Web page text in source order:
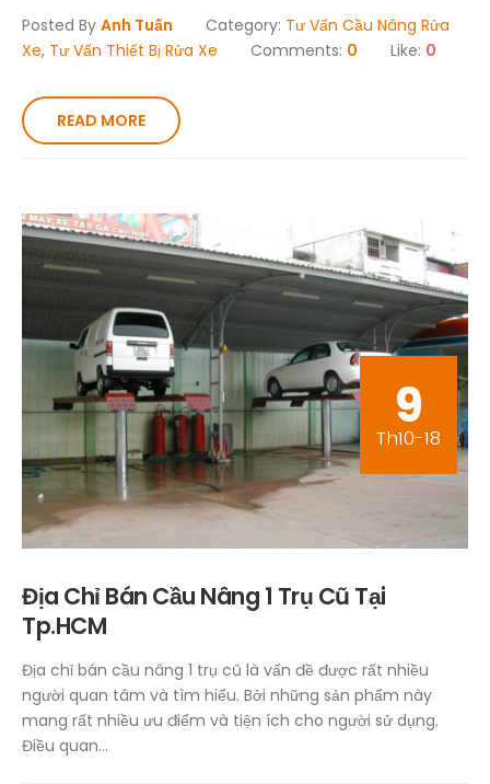
Posted By Anh Tuấn Category: Tư Vấn Cầu Nâng Rửa
Xe, Tư Vấn Thiết Bị Rửa Xe Comments: 0 Like: 0
READ MORE
9
Th10-18
Địa Chỉ Bán Cầu Nâng 1 Trụ Cũ Tại
Tp.HCM
Địa chỉ bán cầu nâng 1 trụ cũ là vấn đề được rất nhiều
người quan tâm và tìm hiểu. Bởi những sản phẩm này
mang rất nhiều ưu điểm và tiện ích cho người sử dụng.
Điều quan...